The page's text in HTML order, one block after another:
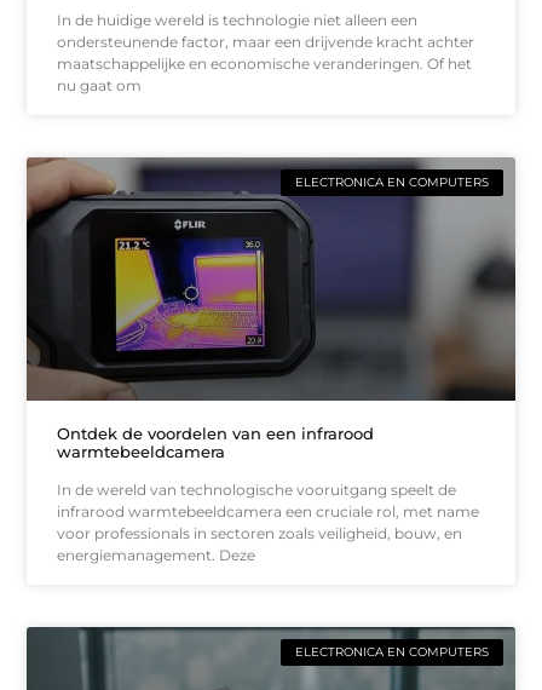
In de huidige wereld is technologie niet alleen een
ondersteunende factor, maar een drijvende kracht achter
maatschappelijke en economische veranderingen. Of het
nu gaat om
ELECTRONICA EN COMPUTERS
Ontdek de voordelen van een infrarood
warmtebeeldcamera
In de wereld van technologische vooruitgang speelt de
infrarood warmtebeeldcamera een cruciale rol, met name
voor professionals in sectoren zoals veiligheid, bouw, en
energiemanagement. Deze
ELECTRONICA EN COMPUTERS